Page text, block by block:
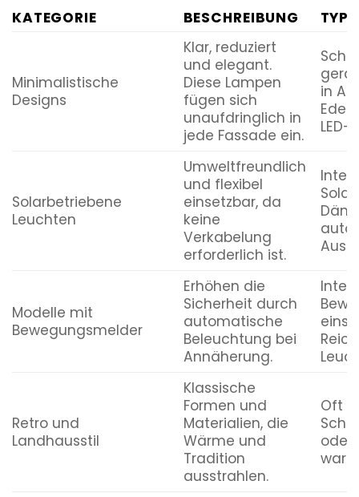
KATEGORIE BESCHREIBUNG
Minimalistische
Designs
Klar, reduziert
und elegant.
Diese Lampen
fügen sich
unaufdringlich in
jede Fassade ein.
in
LED-
Solarbetriebene
Leuchten
Umweltfreundlich
und flexibel
einsetzbar, da
keine
Verkabelung
erforderlich ist.
Modelle mit
Bewegungsmelder
Erhöhen die
Sicherheit durch
automatische
Beleuchtung bei
Annäherung.
Retro und
Landhausstil
Klassische
Formen und
Materialien, die
Wärme und
Tradition
ausstrahlen.
Oft
oder